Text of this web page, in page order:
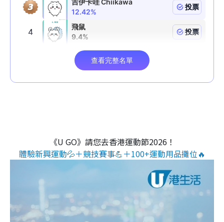
《U GO》請您去香港運動節2026！
體驗新興運動💦＋競技賽事💪＋100+運動用品攤位🔥